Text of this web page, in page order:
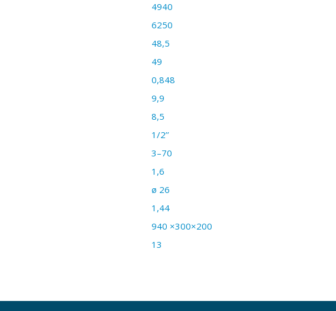
4940
6250
48,5
49
0,848
9,9
8,5
1/2’’
3–70
1,6
ø 26
1,44
940 ×300×200
13